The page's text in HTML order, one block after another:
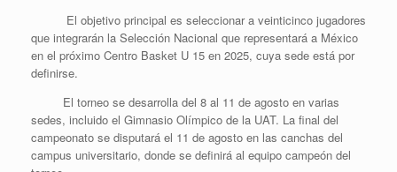
El objetivo principal es seleccionar a veinticinco jugadores
que integrarán la Selección Nacional que representará a México
en el próximo Centro Basket U 15 en 2025, cuya sede está por
definirse.
El torneo se desarrolla del 8 al 11 de agosto en varias
sedes, incluido el Gimnasio Olímpico de la UAT. La final del
campeonato se disputará el 11 de agosto en las canchas del
campus universitario, donde se definirá al equipo campeón del